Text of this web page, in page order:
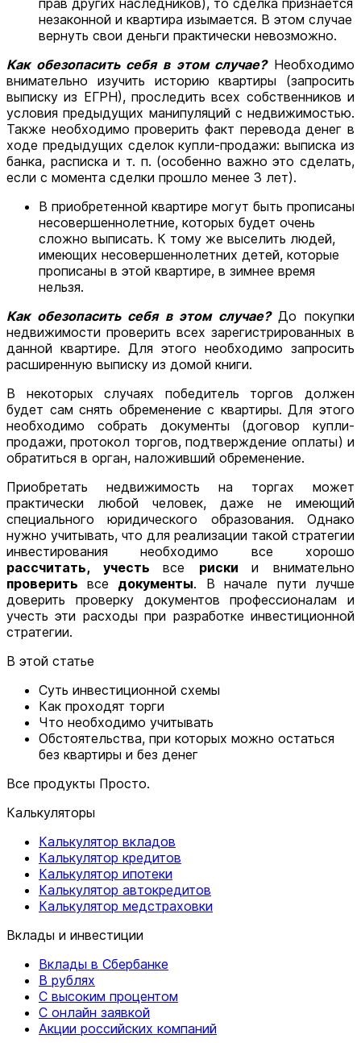
незаконной и квартира изымается. В этом случае
вернуть свои деньги практически невозможно.
Как обезопасить себя в этом случае?Необходимо
внимательно изучить историю квартиры (запросить
выписку из ЕГРН), проследить всех собственников и
условия предыдущих манипуляций с недвижимостью.
Также необходимо проверить факт перевода денег в
ходе предыдущих сделок купли-продажи: выписка из
банка, расписка и т. п. (особенно важно это сделать,
если с момента сделки прошло менее 3 лет).
В приобретенной квартире могут быть прописаны
несовершеннолетние, которых будет очень
сложно выписать. К тому же выселить людей,
имеющих несовершеннолетних детей, которые
прописаны в этой квартире, в зимнее время
нельзя.
Как обезопасить себя в этом случае?До покупки
недвижимости проверить всех зарегистрированных в
данной квартире. Для этого необходимо запросить
расширенную выписку из домой книги.
В некоторых случаях победитель торгов должен
будет сам снять обременение с квартиры. Для этого
необходимо собрать документы (договор купли-
продажи, протокол торгов, подтверждение оплаты) и
обратиться в орган, наложивший обременение.
Приобретать недвижимость на торгах может
практически любой человек, даже не имеющий
специального юридического образования. Однако
нужно учитывать, что для реализации такой стратегии
инвестирования необходимо все хорошо
рассчитать, учестьвсе рискии внимательно
проверить все документы. В начале пути лучше
доверить проверку документов профессионалам и
учесть эти расходы при разработке инвестиционной
стратегии.
В этой статье
Суть инвестиционной схемы
Как проходят торги
Что необходимо учитывать
Обстоятельства, при которых можно остаться
без квартиры и без денег
Все продукты Просто.
Калькуляторы
Калькулятор вкладов
Калькулятор кредитов
Калькулятор ипотеки
Калькулятор автокредитов
Калькулятор медстраховки
Вклады и инвестиции
Вклады в Сбербанке
В рублях
С высоким процентом
С онлайн заявкой
Акции российских компаний